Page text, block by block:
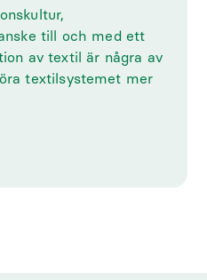
till och med ett
av textil är några av
textilsystemet mer